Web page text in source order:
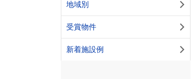
地域別
受賞物件
新着施設例